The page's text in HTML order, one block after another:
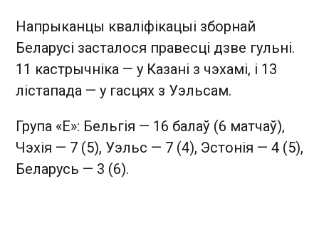
Напрыканцы кваліфікацыі зборнай
Беларусі засталося правесці дзве гульні.
11 кастрычніка — у Казані з чэхамі, і 13
лістапада — у гасцях з Уэльсам.
Група «E»: Бельгія — 16 балаў (6 матчаў),
Чэхія — 7 (5), Уэльс — 7 (4), Эстонія — 4 (5),
Беларусь — 3 (6).